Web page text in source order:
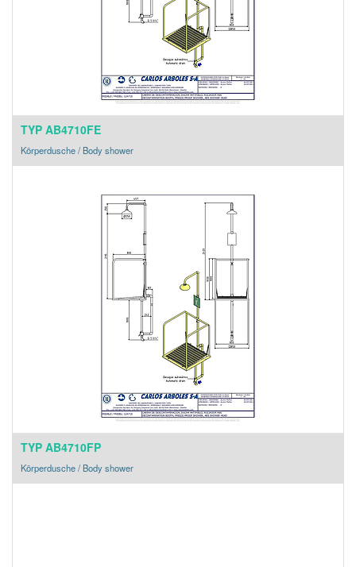
TYP AB4710FE
Körperdusche / Body shower
TYP AB4710FP
Körperdusche / Body shower